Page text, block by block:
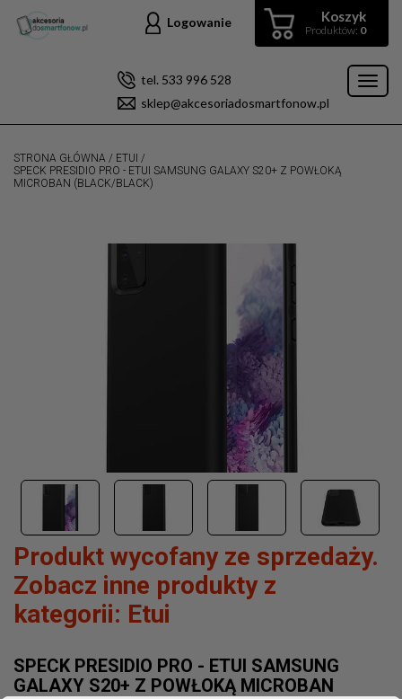
Koszyk
Produktów: 0
Logowanie
tel. 533 996 528
sklep@akcesoriadosmartfonow.pl
STRONA GŁÓWNA / ETUI /
SPECK PRESIDIO PRO - ETUI SAMSUNG GALAXY S20+ Z POWŁOKĄ
MICROBAN (BLACK/BLACK)
Produkt wycofany ze sprzedaży.
Zobacz inne produkty z
kategorii: Etui
SPECK PRESIDIO PRO - ETUI SAMSUNG
GALAXY S20+ Z POWŁOKĄ MICROBAN